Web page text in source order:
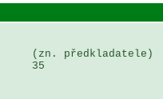
předkladatele)
35